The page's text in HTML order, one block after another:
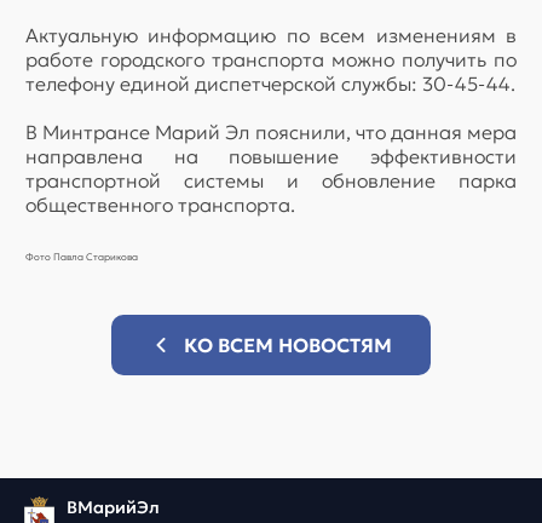
Актуальную информацию по всем изменениям в
работе городского транспорта можно получить по
телефону единой диспетчерской службы: 30-45-44.
В Минтрансе Марий Эл пояснили, что данная мера
направлена на повышение эффективности
транспортной системы и обновление парка
общественного транспорта.
Фото Павла Старикова
КО ВСЕМ НОВОСТЯМ
ВМарийЭл